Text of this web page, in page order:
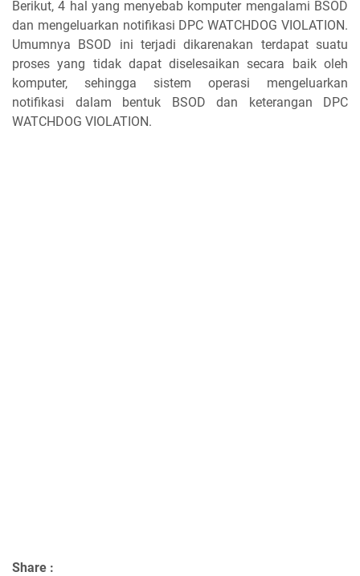
Berikut, 4 hal yang menyebab komputer mengalami BSOD
dan mengeluarkan notifikasi DPC WATCHDOG VIOLATION.
Umumnya BSOD ini terjadi dikarenakan terdapat suatu
proses yang tidak dapat diselesaikan secara baik oleh
komputer, sehingga sistem operasi mengeluarkan
notifikasi dalam bentuk BSOD dan keterangan DPC
WATCHDOG VIOLATION.
Share :